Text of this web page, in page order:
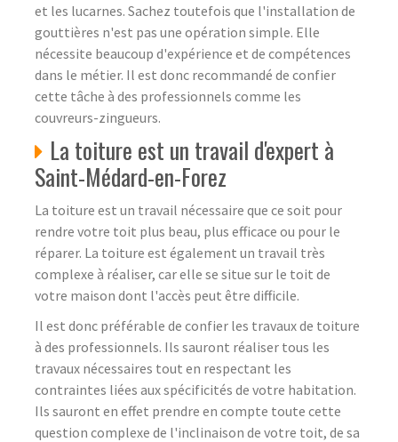
et les lucarnes. Sachez toutefois que l'installation de
gouttières n'est pas une opération simple. Elle
nécessite beaucoup d'expérience et de compétences
dans le métier. Il est donc recommandé de confier
cette tâche à des professionnels comme les
couvreurs-zingueurs.
La toiture est un travail d'expert à
Saint-Médard-en-Forez
La toiture est un travail nécessaire que ce soit pour
rendre votre toit plus beau, plus efficace ou pour le
réparer. La toiture est également un travail très
complexe à réaliser, car elle se situe sur le toit de
votre maison dont l'accès peut être difficile.
Il est donc préférable de confier les travaux de toiture
à des professionnels. Ils sauront réaliser tous les
travaux nécessaires tout en respectant les
contraintes liées aux spécificités de votre habitation.
Ils sauront en effet prendre en compte toute cette
question complexe de l'inclinaison de votre toit, de sa